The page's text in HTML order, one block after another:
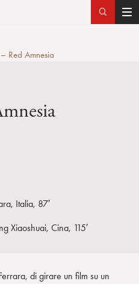
T
Red Amnesia
Italia, 87′
Xiaoshuai, Cina, 115′
di girare un film su un